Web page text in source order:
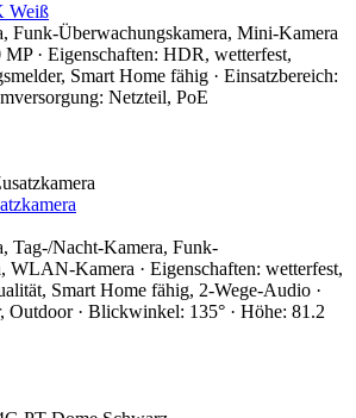
Weiß
Funk-Überwachungskamera, Mini-Kamera
MP · Eigenschaften: HDR, wetterfest,
Smart Home fähig · Einsatzbereich:
Netzteil, PoE
Tag-/Nacht-Kamera, Funk-
WLAN-Kamera · Eigenschaften: wetterfest,
Smart Home fähig, 2-Wege-Audio ·
Outdoor · Blickwinkel: 135° · Höhe: 81.2